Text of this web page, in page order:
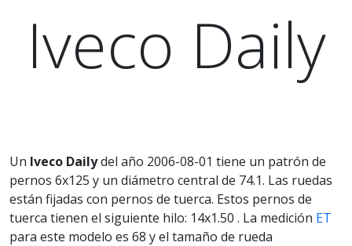
Iveco Daily
Un Iveco Dailydel año 2006-08-01 tiene un patrón de
pernos 6x125 y un diámetro central de 74.1. Las ruedas
están fijadas con pernos de tuerca. Estos pernos de
tuerca tienen el siguiente hilo: 14x1.50 . La medición ET
para este modelo es 68 y el tamaño de rueda